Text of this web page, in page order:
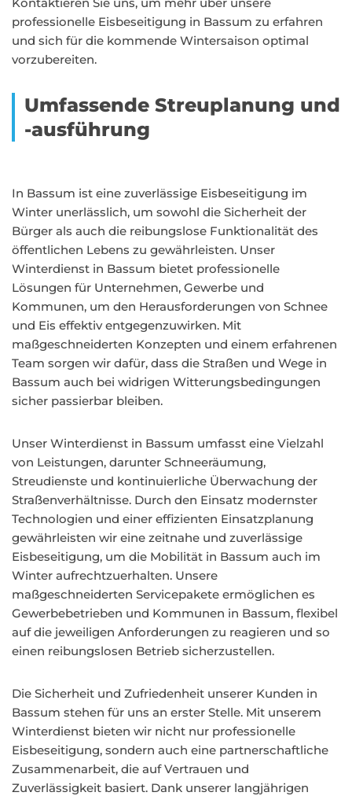
professionelle Eisbeseitigung in Bassum zu erfahren
und sich für die kommende Wintersaison optimal
vorzubereiten.
Umfassende Streuplanung und
-ausführung
In Bassum ist eine zuverlässige Eisbeseitigung im
Winter unerlässlich, um sowohl die Sicherheit der
Bürger als auch die reibungslose Funktionalität des
öffentlichen Lebens zu gewährleisten. Unser
Winterdienst in Bassum bietet professionelle
Lösungen für Unternehmen, Gewerbe und
Kommunen, um den Herausforderungen von Schnee
und Eis effektiv entgegenzuwirken. Mit
maßgeschneiderten Konzepten und einem erfahrenen
Team sorgen wir dafür, dass die Straßen und Wege in
Bassum auch bei widrigen Witterungsbedingungen
sicher passierbar bleiben.
Unser Winterdienst in Bassum umfasst eine Vielzahl
von Leistungen, darunter Schneeräumung,
Streudienste und kontinuierliche Überwachung der
Straßenverhältnisse. Durch den Einsatz modernster
Technologien und einer effizienten Einsatzplanung
gewährleisten wir eine zeitnahe und zuverlässige
Eisbeseitigung, um die Mobilität in Bassum auch im
Winter aufrechtzuerhalten. Unsere
maßgeschneiderten Servicepakete ermöglichen es
Gewerbebetrieben und Kommunen in Bassum, flexibel
auf die jeweiligen Anforderungen zu reagieren und so
einen reibungslosen Betrieb sicherzustellen.
Die Sicherheit und Zufriedenheit unserer Kunden in
Bassum stehen für uns an erster Stelle. Mit unserem
Winterdienst bieten wir nicht nur professionelle
Eisbeseitigung, sondern auch eine partnerschaftliche
Zusammenarbeit, die auf Vertrauen und
Zuverlässigkeit basiert. Dank unserer langjährigen